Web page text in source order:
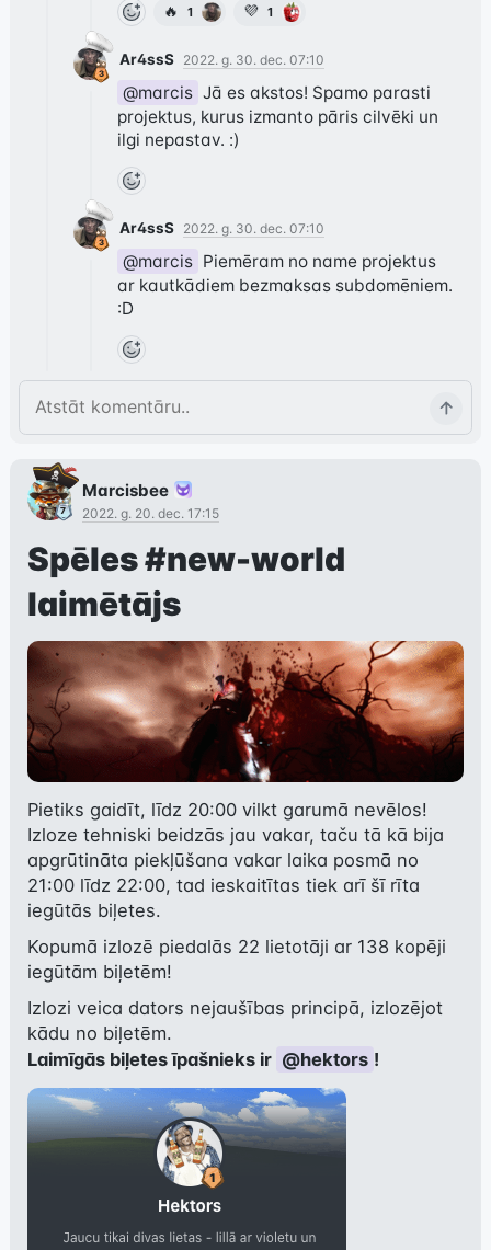
🔥 1 💜 1
Ar4ssS 2022. g. 30. dec. 07:10
@marcis Jā es akstos! Spamo parasti
projektus, kurus izmanto pāris cilvēki un
ilgi nepastav. :)
Ar4ssS 2022. g. 30. dec. 07:10
@marcis Piemēram no name projektus
ar kautkādiem bezmaksas subdomēniem.
:D
Marcisbee
2022. g. 20. dec. 17:15
Spēles#new-world
laimētājs
Pietiks gaidīt, līdz 20:00 vilkt garumā nevēlos!
Izloze tehniski beidzās jau vakar, taču tā kā bija
apgrūtināta piekļūšana vakar laika posmā no
21:00 līdz 22:00, tad ieskaitītas tiek arī šī rīta
iegūtās biļetes.
Kopumā izlozē piedalās 22 lietotāji ar 138 kopēji
iegūtām biļetēm!
Izlozi veica dators nejaušības principā, izlozējot
Laimīgās biļetes īpašnieks ir @hektors !